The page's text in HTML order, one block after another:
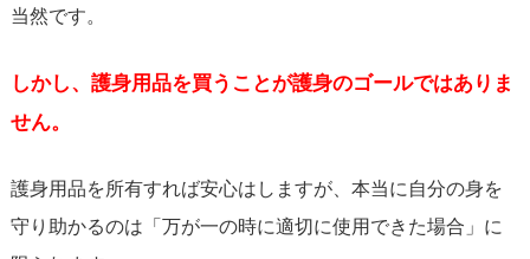
当然です。
しかし、護身用品を買うことが護身のゴールではありま
せん。
護身用品を所有すれば安心はしますが、本当に自分の身を
守り助かるのは「万が一の時に適切に使用できた場合」に